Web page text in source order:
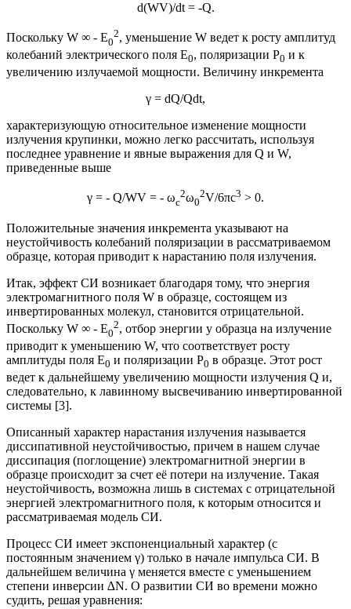
d(WV)/dt = -Q.
Поскольку W ∞ - E0
2, уменьшение W ведет к росту амплитуд
колебаний электрического поля E0, поляризации P0 и к
увеличению излучаемой мощности. Величину инкремента
γ = dQ/Qdt,
характеризующую относительное изменение мощности
излучения крупинки, можно легко рассчитать, используя
последнее уравнение и явные выражения для Q и W,
приведенные выше
γ = - Q/WV = - ωc
2ω0
2V/6πc3 > 0.
Положительные значения инкремента указывают на
неустойчивость колебаний поляризации в рассматриваемом
образце, которая приводит к нарастанию поля излучения.
Итак, эффект СИ возникает благодаря тому, что энергия
электромагнитного поля W в образце, состоящем из
инвертированных молекул, становится отрицательной.
Поскольку W ∞ - E0
2, отбор энергии у образца на излучение
приводит к уменьшению W, что соответствует росту
амплитуды поля E0 и поляризации P0 в образце. Этот рост
ведет к дальнейшему увеличению мощности излучения Q и,
следовательно, к лавинному высвечиванию инвертированной
системы [3].
Описанный характер нарастания излучения называется
диссипативной неустойчивостью, причем в нашем случае
диссипация (поглощение) электромагнитной энергии в
образце происходит за счет её потери на излучение. Такая
неустойчивость, возможна лишь в системах с отрицательной
энергией электромагнитного поля, к которым относится и
рассматриваемая модель СИ.
Процесс СИ имеет экспоненциальный характер (с
постоянным значением γ) только в начале импульса СИ. В
дальнейшем величина γ меняется вместе с уменьшением
степени инверсии ∆N. О развитии СИ во времени можно
судить, решая уравнения: